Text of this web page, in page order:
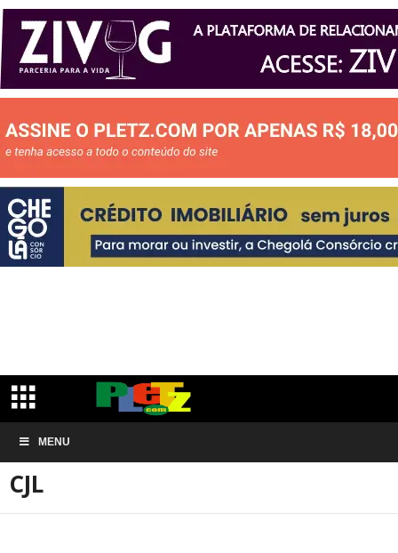
MENU
Início INSTITUIÇÕES JUDAICAS
CJL